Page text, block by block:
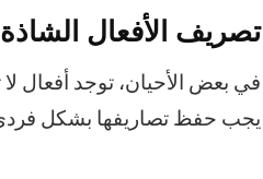
تصريف الأفعال الشاذة
في بعض الأحيان، توجد أفعال لا
يجب حفظ تصاريفها بشكل